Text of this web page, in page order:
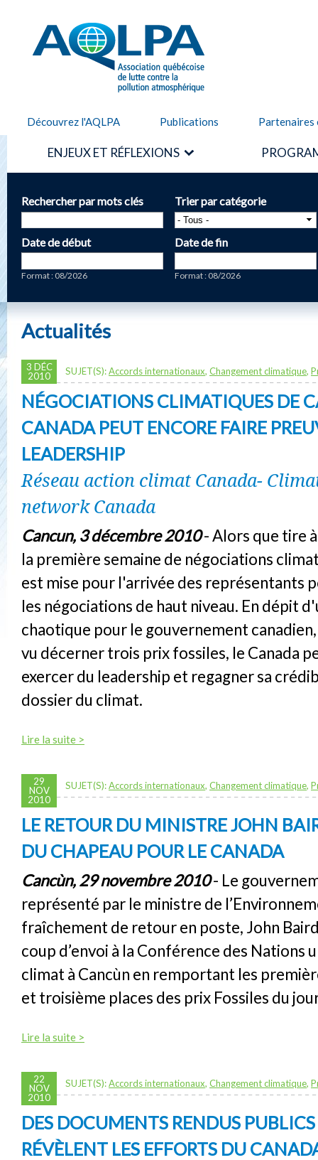
AQLPA
Découvrez l'AQLPA Publications Partenaires
ENJEUX ET RÉFLEXIONS
Rechercher par mots clés Trier par catégorie
Date de début
Format : 08/2026
Date de fin
Format : 08/2026
Actualités
3 DÉC
2010
SUJET(S):Accords internationaux, Changement climatique,
NÉGOCIATIONS CLIMATIQUES DE
CANADA PEUT ENCORE FAIRE
LEADERSHIP
Réseau action climat Canada-
network Canada
Cancun, 3 décembre 2010- Alors que tire à
la première semaine de négociations
est mise pour l'arrivée des représentants
les négociations de haut niveau. En dépit
chaotique pour le gouvernement
vu décerner trois prix fossiles, le Canada
exercer du leadership et regagner sa
dossier du climat.
Lire la suite >
29
NOV
2010
SUJET(S):Accords internationaux, Changement climatique,
LE RETOUR DU MINISTRE JOHN
DU CHAPEAU POUR LE CANADA
Cancùn, 29 novembre 2010- Le
représenté par le ministre de
fraîchement de retour en poste, John
coup d’envoi à la Conférence des Nations
climat à Cancùn en remportant les
et troisième places des prix Fossiles du
Lire la suite >
22
NOV
2010
SUJET(S):Accords internationaux, Changement climatique,
DES DOCUMENTS RENDUS
RÉVÈLENT LES EFFORTS DU